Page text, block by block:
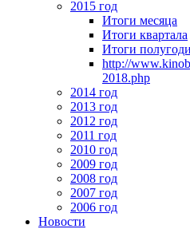
2015 год
Итоги месяца
Итоги квартала
Итоги
http://
2018.php
2014 год
2013 год
2012 год
2011 год
2010 год
2009 год
2008 год
2007 год
2006 год
Новости